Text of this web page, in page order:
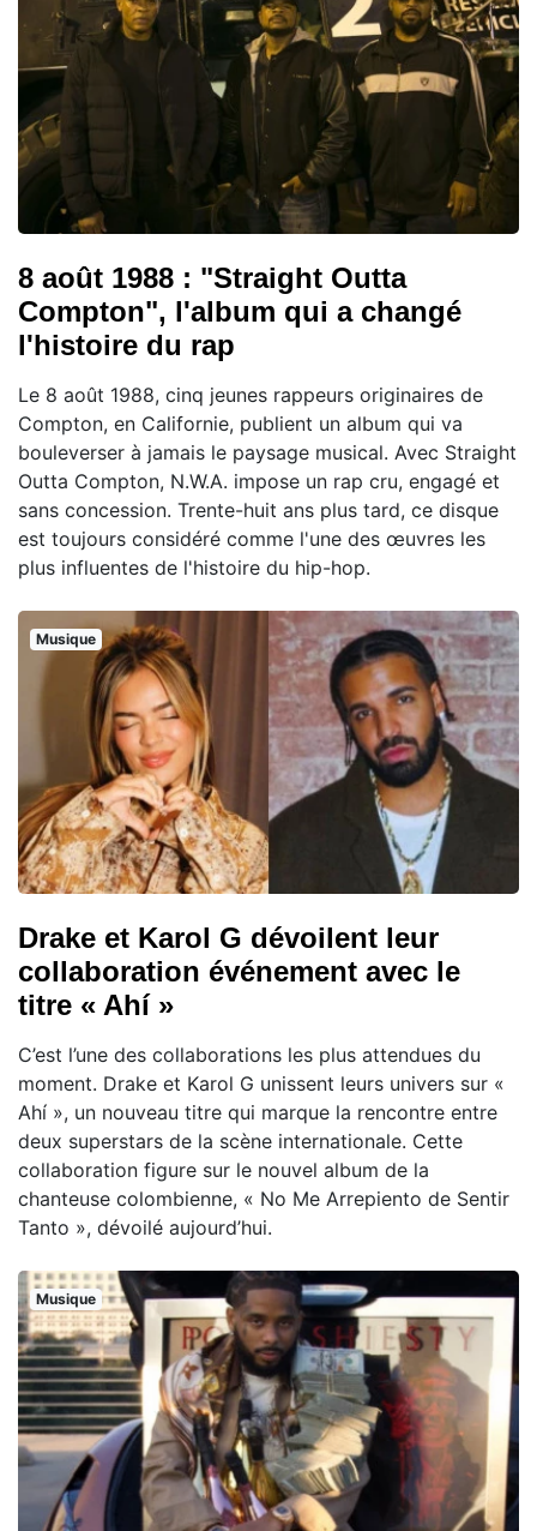
8 août 1988 : "Straight Outta
Compton", l'album qui a changé
l'histoire du rap
Le 8 août 1988, cinq jeunes rappeurs originaires de
Compton, en Californie, publient un album qui va
bouleverser à jamais le paysage musical. Avec Straight
Outta Compton, N.W.A. impose un rap cru, engagé et
sans concession. Trente-huit ans plus tard, ce disque
est toujours considéré comme l'une des œuvres les
plus influentes de l'histoire du hip-hop.
Musique
Drake et Karol G dévoilent leur
collaboration événement avec le
titre « Ahí »
C’est l’une des collaborations les plus attendues du
moment. Drake et Karol G unissent leurs univers sur «
Ahí », un nouveau titre qui marque la rencontre entre
deux superstars de la scène internationale. Cette
collaboration figure sur le nouvel album de la
chanteuse colombienne, « No Me Arrepiento de Sentir
Tanto », dévoilé aujourd’hui.
Musique